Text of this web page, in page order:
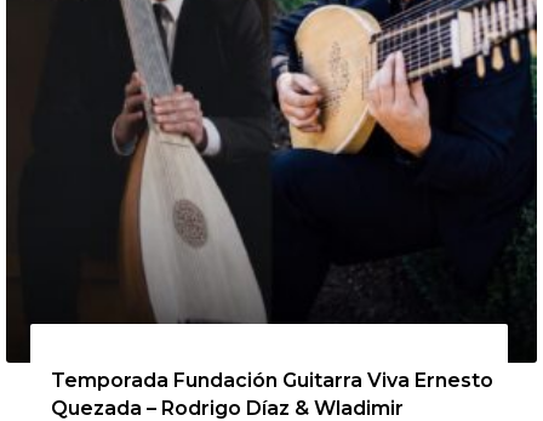
Temporada Fundación Guitarra Viva Ernesto
Quezada – Rodrigo Díaz & Wladimir